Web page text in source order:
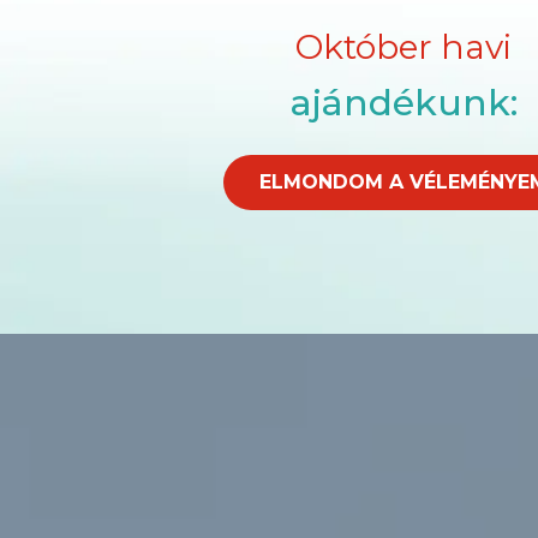
Október havi
ajándékunk:
ELMONDOM A